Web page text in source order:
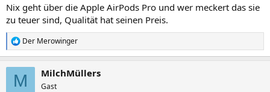
Nix geht über die Apple AirPods Pro und wer meckert das sie
zu teuer sind, Qualität hat seinen Preis.
R
e
Der Merowinger
M MilchMüllers
Gast